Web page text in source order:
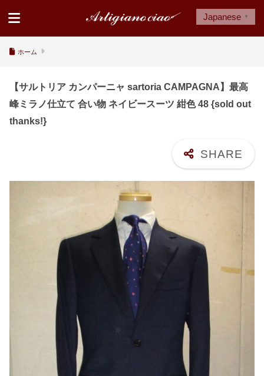
ホーム
【サルトリア カンパーニャ sartoria CAMPAGNA】最高
峰ミラノ仕立て 合い物 ネイビースーツ 紺色 48 {sold out
thanks!}
Japanese ▼